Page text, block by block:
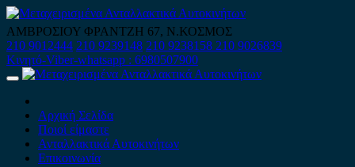
Skip
to
content
ΑΜΒΡΟΣΙΟΥ ΦΡΑΝΤΖΗ 67, Ν.ΚΟΣΜΟΣ
210 9012444 210 9239148 210 9238158 210 9026839
Κινητό-Viber-whatsapp : 6980507900
Primary
Αρχική Σελίδα
Ποιοί είμαστε
Ανταλλακτικά Αυτοκινήτων
Επικοινωνία